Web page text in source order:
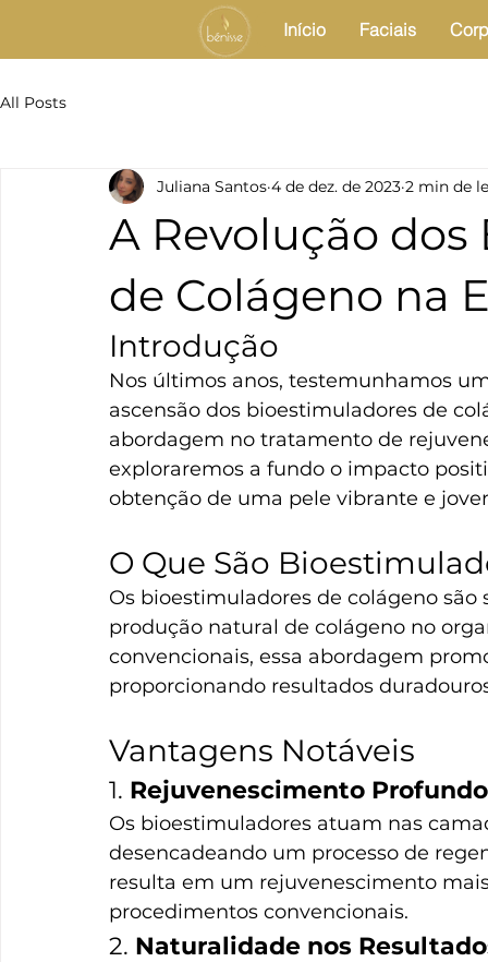
Início Faciais
All Posts
A Revolução
de Colágeno na
Juliana Santos 4 de dez. de 2023 2 min de
Introdução
Nos últimos anos, testemunhamos
ascensão dos bioestimuladores de
abordagem no tratamento de
exploraremos a fundo o impacto
obtenção de uma pele vibrante e
O Que São
Os bioestimuladores de colágeno
produção natural de colágeno no
convencionais, essa abordagem
proporcionando resultados
Vantagens Notáveis
1. Rejuvenescimento Profundo
Os bioestimuladores atuam nas
desencadeando um processo de
resulta em um rejuvenescimento
procedimentos convencionais.
2. Naturalidade nos